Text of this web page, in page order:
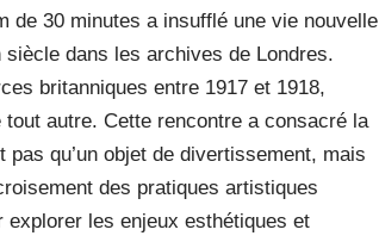
de 30 minutes a insufflé une vie nouvelle
dans les archives de Londres.
britanniques entre 1917 et 1918,
autre. Cette rencontre a consacré la
pas qu’un objet de divertissement, mais
des pratiques artistiques
les enjeux esthétiques et